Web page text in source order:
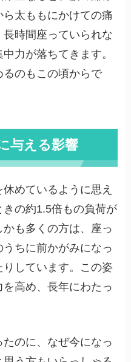
太ももにかけての痛
時間座っていられな
力が落ちてきます。
のもこの頃からで
与える影響
めているように思え
きの約1.5倍もの負荷が
も多くの方は、座っ
ちに前かがみになっ
しています。この姿
高め、長年にわたっ
たのに、なぜ今になっ